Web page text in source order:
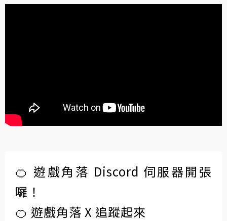
🍊 遊戲角落 Discord 伺服器開張
囉！
🍊 遊戲角落 X 追蹤起來